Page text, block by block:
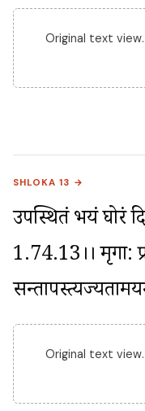
Original text
SHLOKA 13 →
उपस्थितं भयं घोरं
1.74.13।। मृगा:
Original text